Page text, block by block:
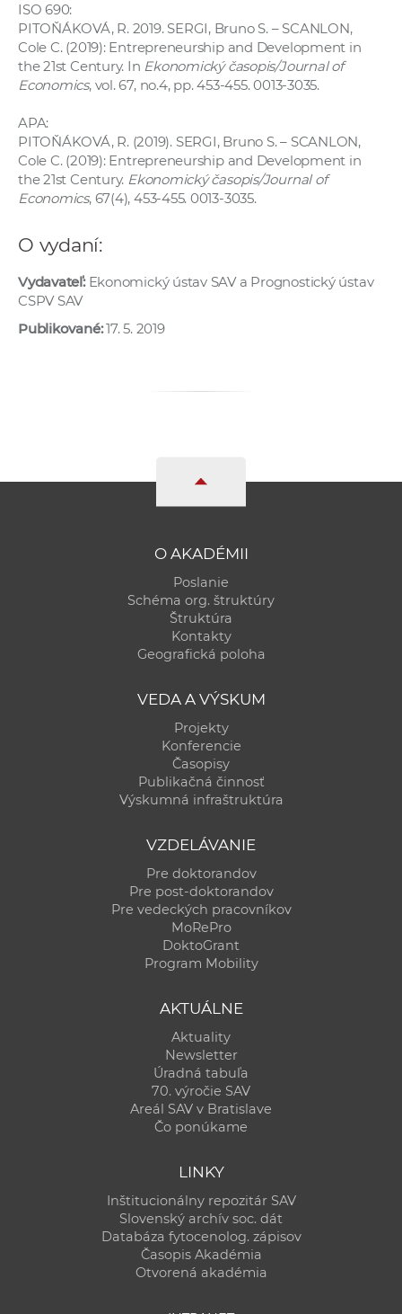
h
a
p
c
o
ISO 690:
PITOŇÁKOVÁ, R. 2019. SERGI, Bruno S. – SCANLON,
Cole C. (2019): Entrepreneurship and Development in
the 21st Century. In Ekonomický časopis/Journal of
Economics, vol. 67, no.4, pp. 453-455. 0013-3035.
APA:
PITOŇÁKOVÁ, R. (2019). SERGI, Bruno S. – SCANLON,
Cole C. (2019): Entrepreneurship and Development in
the 21st Century. Ekonomický časopis/Journal of
Economics, 67(4), 453-455. 0013-3035.
O vydaní:
Vydavateľ:Ekonomický ústav SAV a Prognostický ústav
CSPV SAV
Publikované:17. 5. 2019
O AKADÉMII
Poslanie
Schéma org. štruktúry
Štruktúra
Kontakty
Geografická poloha
VEDA A VÝSKUM
Projekty
Konferencie
Časopisy
Publikačná činnosť
Výskumná infraštruktúra
VZDELÁVANIE
Pre doktorandov
Pre post-doktorandov
Pre vedeckých pracovníkov
MoRePro
DoktoGrant
Program Mobility
AKTUÁLNE
Aktuality
Newsletter
Úradná tabuľa
70. výročie SAV
Areál SAV v Bratislave
Čo ponúkame
LINKY
Inštitucionálny repozitár SAV
Slovenský archív soc. dát
Databáza fytocenolog. zápisov
Časopis Akadémia
Otvorená akadémia